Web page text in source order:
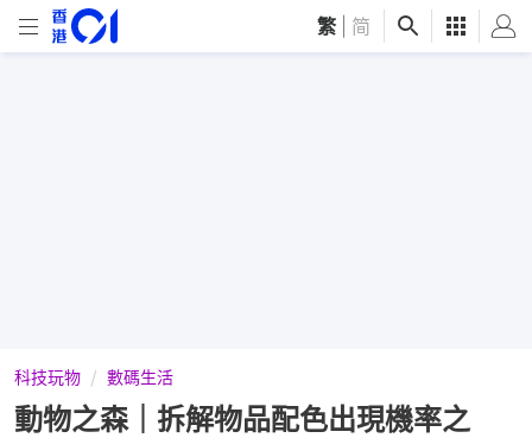
繁 简
科技玩物 數碼生活
動物之森｜拆解物品配色出現機率之